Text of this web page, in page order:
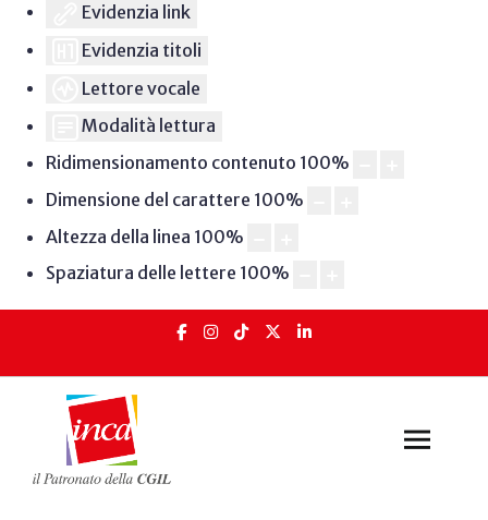
Evidenzia link
Evidenzia titoli
Lettore vocale
Modalità lettura
Ridimensionamento contenuto 100%
Dimensione del carattere 100%
Altezza della linea 100%
Spaziatura delle lettere 100%